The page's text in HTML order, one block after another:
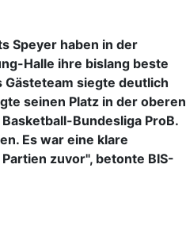
Speyer haben in der
Halle ihre bislang beste
Gästeteam siegte deutlich
seinen Platz in der oberen
Bundesliga ProB.
Es war eine klare
zuvor", betonte BIS-